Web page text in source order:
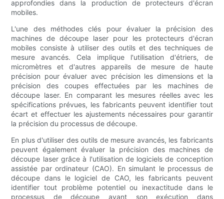
approfondies dans la production de protecteurs d'écran
mobiles.
L'une des méthodes clés pour évaluer la précision des
machines de découpe laser pour les protecteurs d'écran
mobiles consiste à utiliser des outils et des techniques de
mesure avancés. Cela implique l'utilisation d'étriers, de
micromètres et d'autres appareils de mesure de haute
précision pour évaluer avec précision les dimensions et la
précision des coupes effectuées par les machines de
découpe laser. En comparant les mesures réelles avec les
spécifications prévues, les fabricants peuvent identifier tout
écart et effectuer les ajustements nécessaires pour garantir
la précision du processus de découpe.
En plus d'utiliser des outils de mesure avancés, les fabricants
peuvent également évaluer la précision des machines de
découpe laser grâce à l'utilisation de logiciels de conception
assistée par ordinateur (CAO). En simulant le processus de
découpe dans le logiciel de CAO, les fabricants peuvent
identifier tout problème potentiel ou inexactitude dans le
processus de découpe avant son exécution dans